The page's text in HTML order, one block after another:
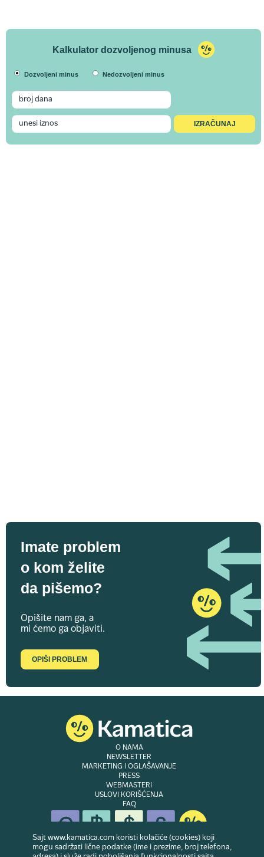
Kalkulator dozvoljenog minusa
Dozvoljeni minus Nedozvoljeni minus
Imate problem
o kom želite
da pišemo?
Opišite nam ga, a
mi ćemo ga objaviti.
OPIŠI PROBLEM
O NAMA
NEWSLETTER
MARKETING I OGLAŠAVANJE
PRESS
WEBMASTERI
USLOVI KORIŠĆENJA
FAQ
Sajt www.kamatica.com koristi kolačiće (cookies) koji
mogu sadržati lične podatke (ime i prezime, broj telefona,